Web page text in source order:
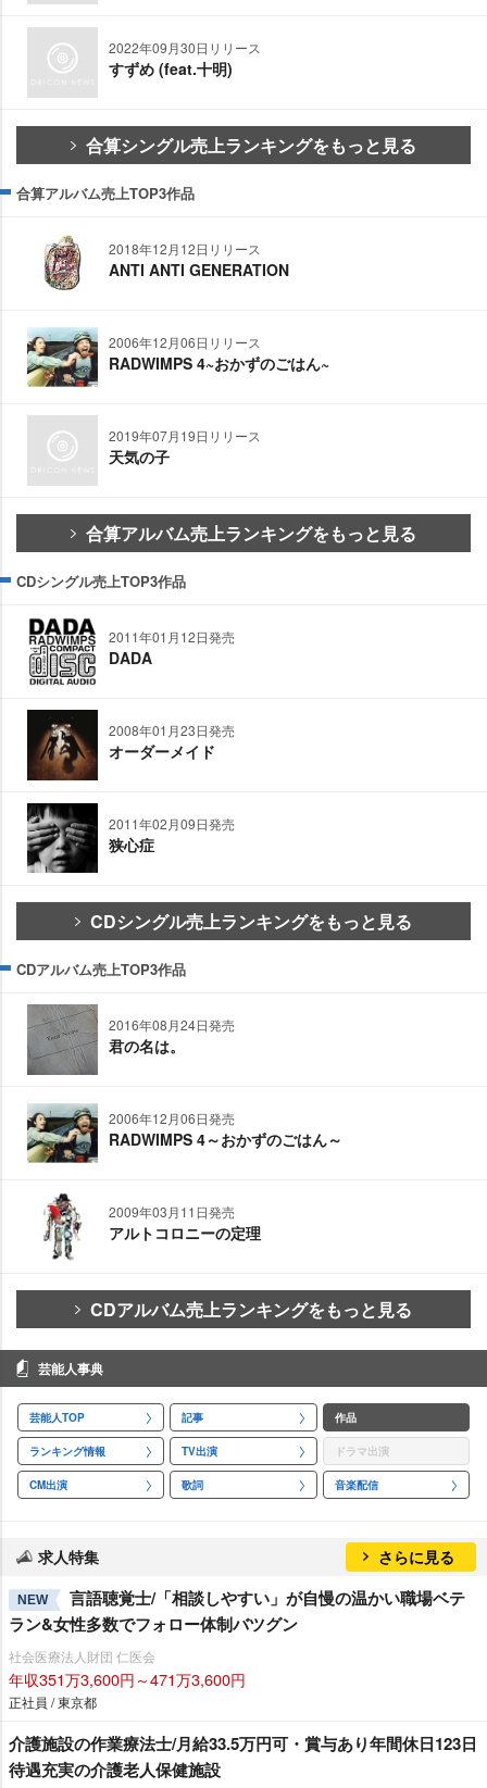
2022年09月30日リリース
すずめ (feat.十明)
合算シングル売上ランキングをもっと見る
合算アルバム売上TOP3作品
2018年12月12日リリース
ANTI ANTI GENERATION
2006年12月06日リリース
RADWIMPS 4~おかずのごはん~
2019年07月19日リリース
天気の子
合算アルバム売上ランキングをもっと見る
CDシングル売上TOP3作品
2011年01月12日発売
DADA
2008年01月23日発売
オーダーメイド
2011年02月09日発売
狭心症
CDシングル売上ランキングをもっと見る
CDアルバム売上TOP3作品
2016年08月24日発売
君の名は。
2006年12月06日発売
RADWIMPS 4～おかずのごはん～
2009年03月11日発売
アルトコロニーの定理
CDアルバム売上ランキングをもっと見る
芸能人事典
芸能人TOP 記事 作品
ランキング情報 TV出演 ドラマ出演
CM出演 歌詞 音楽配信
求人特集 さらに見る
NEW
言語聴覚士/「相談しやすい」が自慢の温かい職場ベテ
ラン&女性多数でフォロー体制バツグン
社会医療法人財団 仁医会
年収351万3,600円～471万3,600円
正社員 / 東京都
介護施設の作業療法士/月給33.5万円可・賞与あり年間休日123日
待遇充実の介護老人保健施設